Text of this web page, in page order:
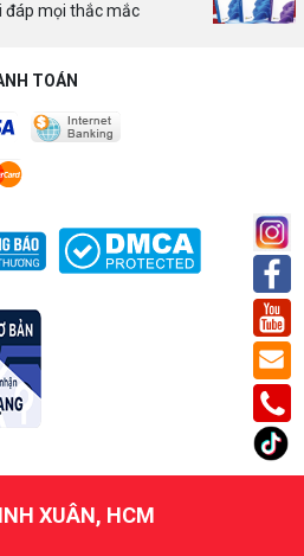
đáp mọi thắc mắc
TOÁN
XUÂN, HCM